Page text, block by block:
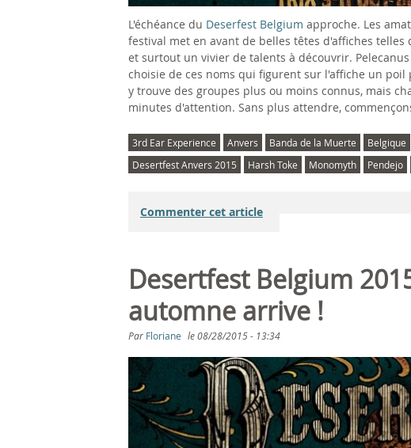
L'échéance du Deserfest Belgium approche. Les
festival met en avant de belles têtes d'affiches
et surtout un vivier de talents à découvrir.
choisie de ces noms qui figurent sur l'affiche un poil
y trouve des groupes plus ou moins connus, mais
minutes d'attention. Sans plus attendre,
3rd Ear Experience Anvers Banda de la Muerte Belgique
Desertfest Anvers 2015
Harsh Toke Monomyth Pendejo
Commenter cet article
Desertfest Belgium
automne arrive !
Par Floriane le08/28/2015 - 13:34